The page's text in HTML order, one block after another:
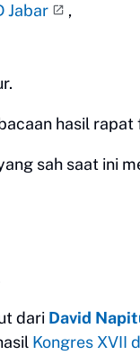
Jabar
,
hasil
sah saat ini
dari David
Kongres XVII